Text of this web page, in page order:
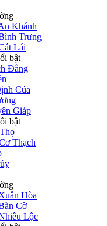
Khánh
Trưng
Lái
bật
Đằng
Của
Giáp
bật
Thạch
Hòa
Cờ
Lộc